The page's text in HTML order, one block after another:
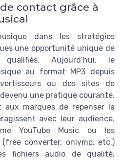
contact grâce à
dans les stratégies
une opportunité unique de
Aujourd’hui, le
au format MP3 depuis
ou des sites de
une pratique courante.
aux marques de repenser la
avec leur audience.
YouTube Music ou les
converter, onlymp, etc.)
fichiers audio de qualité,